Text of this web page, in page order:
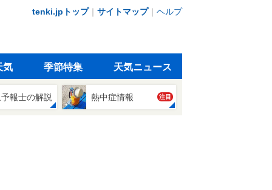
tenki.jpトップ｜ サイトマップ｜ ヘルプ
気 季節特集 天気ニュース
報士の解説 熱中症情報 注目